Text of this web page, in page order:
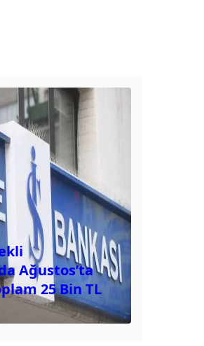
Ağustos’ta
25 Bin TL